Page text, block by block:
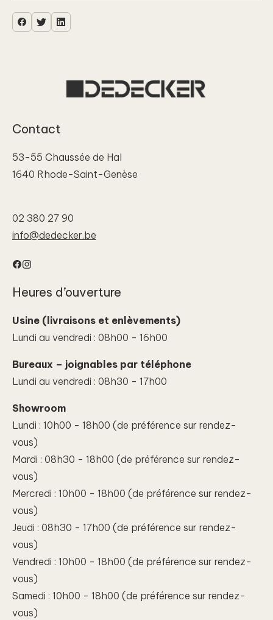
Contact
53-55 Chaussée de Hal
1640 Rhode-Saint-Genèse
02 380 27 90
info@dedecker.be
Facebook
Heures d’ouverture
Usine (livraisons et enlèvements)
Lundi au vendredi : 08h00 - 16h00
Bureaux – joignables par téléphone
Lundi au vendredi : 08h30 - 17h00
Showroom
Lundi : 10h00 - 18h00 (de préférence sur rendez-
vous)
Mardi : 08h30 - 18h00 (de préférence sur rendez-
vous)
Mercredi : 10h00 - 18h00 (de préférence sur rendez-
vous)
Jeudi : 08h30 - 17h00 (de préférence sur rendez-
vous)
Vendredi : 10h00 - 18h00 (de préférence sur rendez-
vous)
Samedi : 10h00 - 18h00 (de préférence sur rendez-
vous)